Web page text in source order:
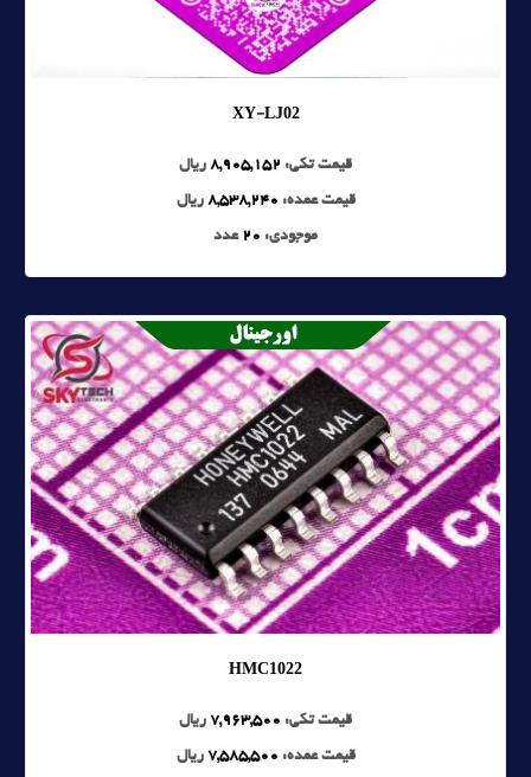
XY-LJ02
قیمت تکی: 8,905,152 ریال
قیمت عمده: 8,538,240 ریال
موجودی: 20 عدد
HMC1022
قیمت تکی: 7,963,500 ریال
قیمت عمده: 7,585,500 ریال